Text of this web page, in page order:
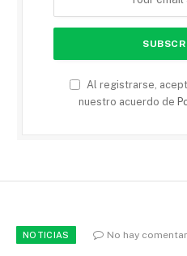
Al registrarse,
nuestro acuerdo de
NOTICIAS No hay